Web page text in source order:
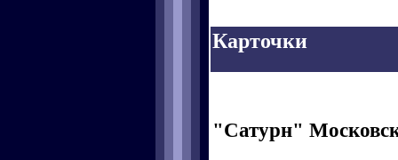
Карточки
"Сатурн"